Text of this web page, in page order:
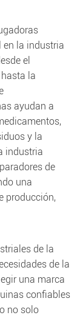
en la industria
el
la
ayudan a
y la
industria
de
una
producción,
de la
de la
una marca
confiables
no solo